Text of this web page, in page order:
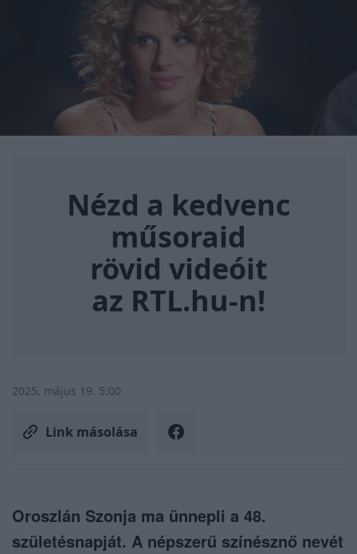
Nézd a kedvenc
műsoraid
rövid videóit
az RTL.hu-n!
2025. május 19. 5:00
Link másolása
Oroszlán Szonja ma ünnepli a 48.
születésnapját. A népszerű színésznő nevét